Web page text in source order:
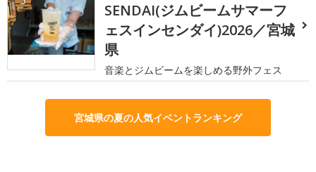
SENDAI(ジムビームサマーフ
ェスインセンダイ)2026／宮城
県
音楽とジムビームを楽しめる野外フェス
宮城県の夏の人気イベントランキング